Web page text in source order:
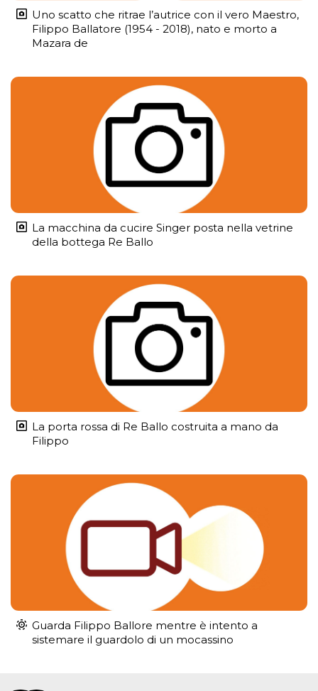
Uno scatto che ritrae l’autrice con il vero Maestro,
Filippo Ballatore (1954 - 2018), nato e morto a
Mazara de
La macchina da cucire Singer posta nella vetrine
della bottega Re Ballo
La porta rossa di Re Ballo costruita a mano da
Filippo
Guarda Filippo Ballore mentre è intento a
sistemare il guardolo di un mocassino